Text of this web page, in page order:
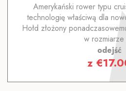
Amerykański rower typu
technologię właściwą dla
Hołd złożony
w
odejść
z €